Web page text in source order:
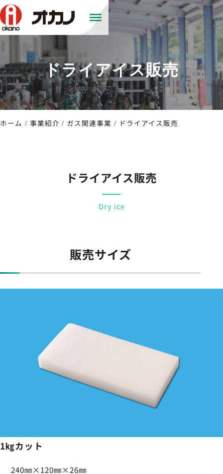
ドライアイス販売
ホーム 事業紹介 ガス関連事業 ドライアイス販売
ドライアイス販売
Dry ice
販売サイズ
1㎏カット
240㎜×120㎜×26㎜